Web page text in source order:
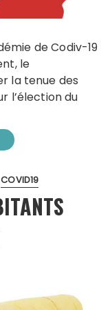
le
la tenue des
l’élection du
COVID19